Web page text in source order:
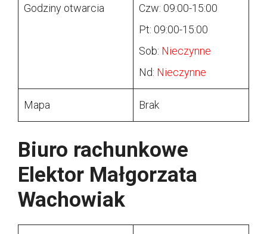
Godziny otwarcia
Czw: 09:00-15:00
Pt: 09:00-15:00
Sob: Nieczynne
Nd: Nieczynne
Mapa Brak
Biuro rachunkowe
Elektor Małgorzata
Wachowiak